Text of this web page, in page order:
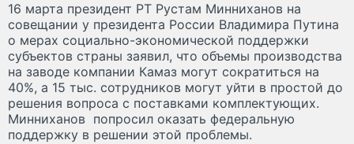
16 марта президент РТ Рустам Минниханов на
совещании у президента России Владимира Путина
о мерах социально-экономической поддержки
субъектов страны заявил, что объемы производства
на заводе компании Камаз могут сократиться на
40%, а 15 тыс. сотрудников могут уйти в простой до
решения вопроса с поставками комплектующих.
Минниханов попросил оказать федеральную
поддержку в решении этой проблемы.